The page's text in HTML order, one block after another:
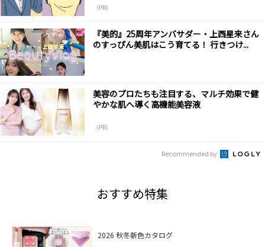
（PR）
『美的』25周年アンバサダー・上西星来さん
のすっぴん美肌はこう育てる！ 行きつけ...
美容のプロたちも注目する、マルチ効果で健
やかな肌へ導く高機能美容液
（PR）
Recommended by
おすすめ特集
2026 秋冬新色カタログ